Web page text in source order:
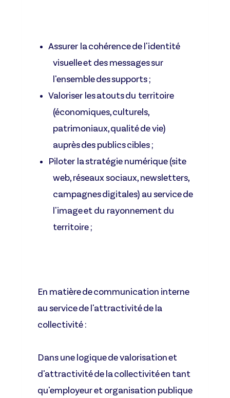
Assurer la cohérence de l'identité
visuelle et des messages sur
l'ensemble des supports ;
Valoriser les atouts du territoire
(économiques, culturels,
patrimoniaux, qualité de vie)
auprès des publics cibles ;
Piloter la stratégie numérique (site
web, réseaux sociaux, newsletters,
campagnes digitales) au service de
l'image et du rayonnement du
territoire ;
En matière de communication interne
au service de l'attractivité de la
collectivité :
Dans une logique de valorisation et
d'attractivité de la collectivité en tant
qu'employeur et organisation publique